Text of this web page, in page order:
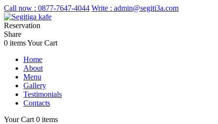
Call now : 0877-7647-4044 Write : admin@segiti3a.com
Reservation
Share
0 itemsYour Cart
Home
About
Menu
Gallery
Testimonials
Contacts
Your Cart 0 items